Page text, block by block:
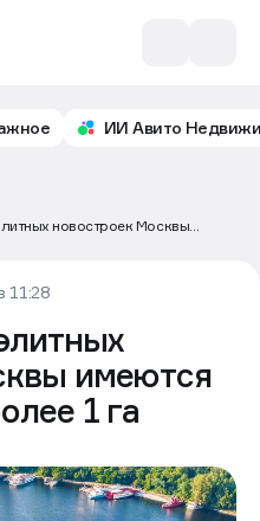
ИИ Авито
новостроек Москвы
11:28
имеются
1 га